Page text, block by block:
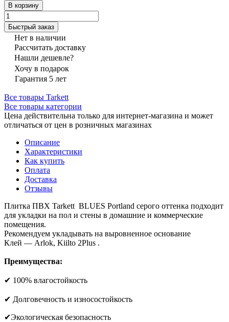
В корзину
Быстрый заказ
Нет в наличии
Рассчитать доставку
Нашли дешевле?
Хочу в подарок
Гарантия 5 лет
Все товары Tarkett
Все товары категории
Цена действительна только для интернет-магазина и может
отличаться от цен в розничных магазинах
Описание
Характеристики
Как купить
Оплата
Доставка
Отзывы
Плитка ПВХ Tarkett BLUES Portland серого оттенка подходит
для укладки на пол и стены в домашние и коммерческие
помещения.
Рекомендуем укладывать на выровненное основание
Клей — Arlok, Kiilto 2Plus .
Преимущества:
✔ 100% влагостойкость
✔ Долговечность и износостойкость
✔Экологическая безопасность